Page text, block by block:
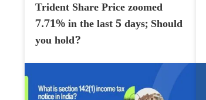
Trident Share Price zoomed
7.71% in the last 5 days; Should
you hold?